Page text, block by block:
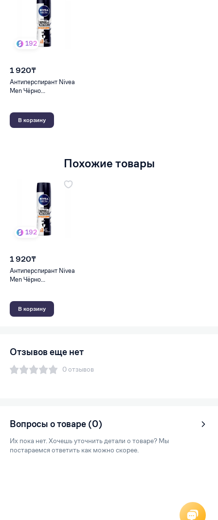
192
1 920₸
Антиперспирант Nivea
Men Чёрно...
В корзину
Похожие товары
192
1 920₸
Антиперспирант Nivea
Men Чёрно...
В корзину
Отзывов еще нет
0 отзывов
Вопросы о товаре (0)
Их пока нет. Хочешь уточнить детали о товаре? Мы
постараемся ответить как можно скорее.